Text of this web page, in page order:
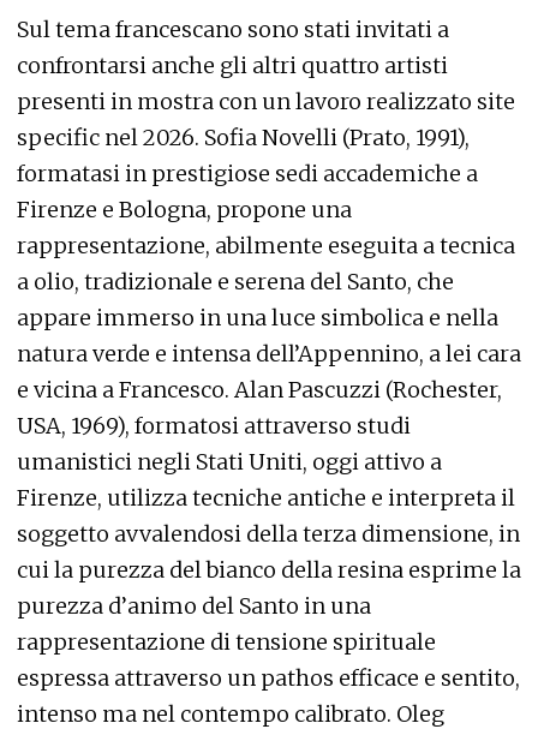
Sul tema francescano sono stati invitati a
confrontarsi anche gli altri quattro artisti
presenti in mostra con un lavoro realizzato site
specific nel 2026. Sofia Novelli (Prato, 1991),
formatasi in prestigiose sedi accademiche a
Firenze e Bologna, propone una
rappresentazione, abilmente eseguita a tecnica
a olio, tradizionale e serena del Santo, che
appare immerso in una luce simbolica e nella
natura verde e intensa dell’Appennino, a lei cara
e vicina a Francesco. Alan Pascuzzi (Rochester,
USA, 1969), formatosi attraverso studi
umanistici negli Stati Uniti, oggi attivo a
Firenze, utilizza tecniche antiche e interpreta il
soggetto avvalendosi della terza dimensione, in
cui la purezza del bianco della resina esprime la
purezza d’animo del Santo in una
rappresentazione di tensione spirituale
espressa attraverso un pathos efficace e sentito,
intenso ma nel contempo calibrato. Oleg